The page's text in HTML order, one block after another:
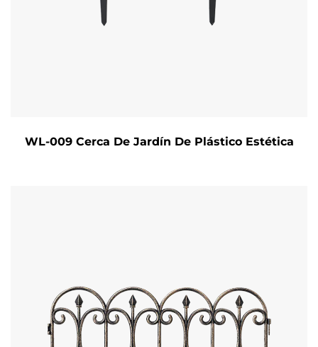
WL-009 Cerca De Jardín De Plástico Estética